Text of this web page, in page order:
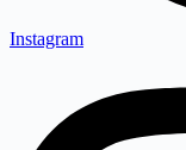
Instagram